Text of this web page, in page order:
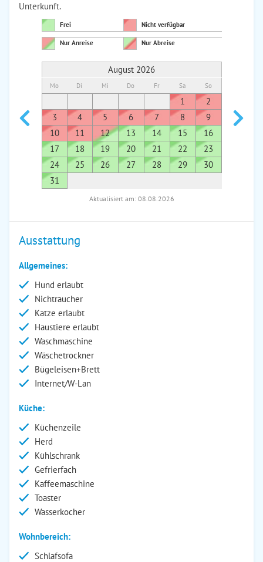
Unterkunft.
Frei Nicht verfügbar
Nur Anreise Nur Abreise
August 2026
Mo Di Mi Do Fr Sa So
1
2
3
4 5 6 7 8
9
10
11 12 13 14 15
16
17
18 19 20 21 22
23
24
25 26 27 28 29
30
31
7
Aktualisiert am: 08.08.2026
Ausstattung
Allgemeines:
Hund erlaubt
Nichtraucher
Katze erlaubt
Haustiere erlaubt
Waschmaschine
Wäschetrockner
Bügeleisen+Brett
Internet/W-Lan
Küche:
Küchenzeile
Herd
Kühlschrank
Gefrierfach
Kaffeemaschine
Toaster
Wasserkocher
Wohnbereich:
Schlafsofa